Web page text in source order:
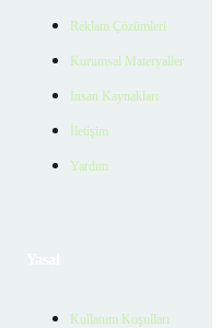
Reklam Çözümleri
Kurumsal Materyaller
İnsan Kaynakları
İletişim
Yardım
Kullanım Koşulları